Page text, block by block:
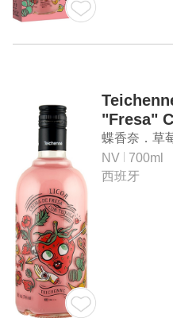
"Fresa"
蝶香奈．草
NV
700ml
西班牙